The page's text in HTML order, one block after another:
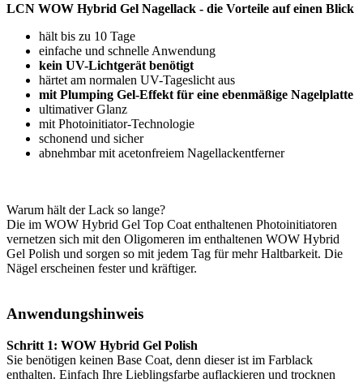
LCN WOW Hybrid Gel Nagellack - die Vorteile auf einen Blick
hält bis zu 10 Tage
einfache und schnelle Anwendung
kein UV-Lichtgerät benötigt
härtet am normalen UV-Tageslicht aus
mit Plumping Gel-Effekt für eine ebenmäßige Nagelplatte
ultimativer Glanz
mit Photoinitiator-Technologie
schonend und sicher
abnehmbar mit acetonfreiem Nagellackentferner
Warum hält der Lack so lange?
Die im WOW Hybrid Gel Top Coat enthaltenen Photoinitiatoren
vernetzen sich mit den Oligomeren im enthaltenen WOW Hybrid
Gel Polish und sorgen so mit jedem Tag für mehr Haltbarkeit. Die
Nägel erscheinen fester und kräftiger.
Anwendungshinweis
Schritt 1: WOW Hybrid Gel Polish
Sie benötigen keinen Base Coat, denn dieser ist im Farblack
enthalten. Einfach Ihre Lieblingsfarbe auflackieren und trocknen